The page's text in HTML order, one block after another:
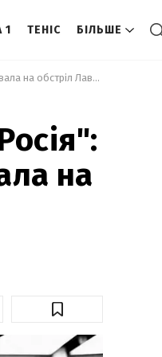
1 ТЕНІС БІЛЬШЕ
"Наш скарб, який руйнує Росія": Катерина Усик відреагувала на обстріл Лаври
на